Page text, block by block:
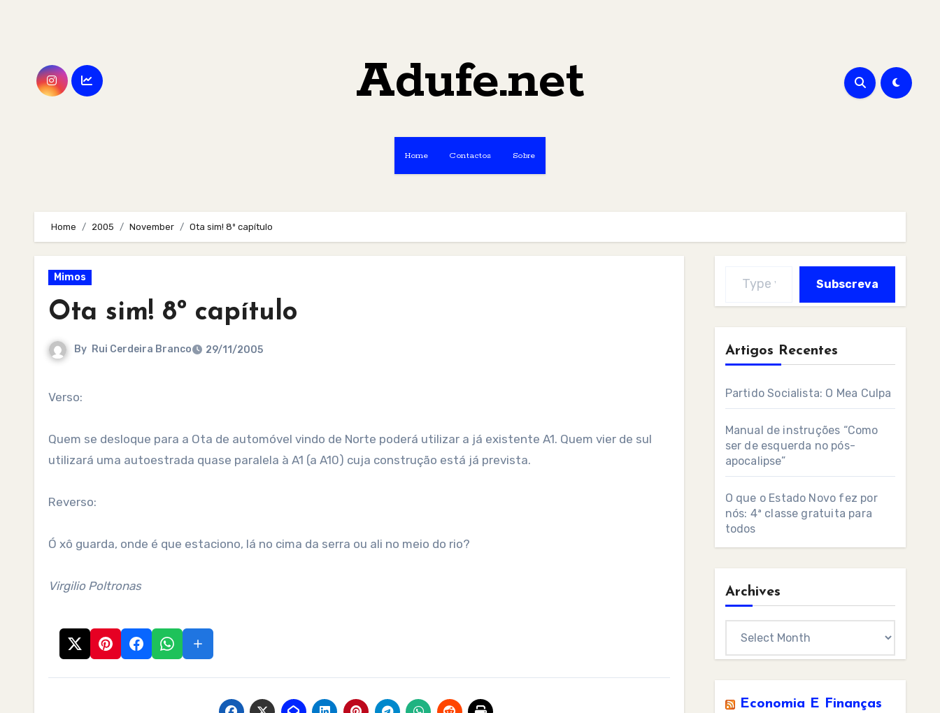
Adufe.net
Home Contactos Sobre
Home 2005 November Ota sim! 8º capítulo
Mimos
Ota sim! 8º capítulo
By Rui Cerdeira Branco 29/11/2005
Verso:
Quem se desloque para a Ota de automóvel vindo de Norte poderá utilizar a já existente A1. Quem vier de sul
utilizará uma autoestrada quase paralela à A1 (a A10) cuja construção está já prevista.
Reverso:
Ó xô guarda, onde é que estaciono, lá no cima da serra ou ali no meio do rio?
Virgilio Poltronas
Subscreva
Artigos Recentes
Partido Socialista: O Mea Culpa
Manual de instruções “Como
ser de esquerda no pós-
apocalipse”
O que o Estado Novo fez por
nós: 4ª classe gratuita para
todos
Archives
Economia E Finanças